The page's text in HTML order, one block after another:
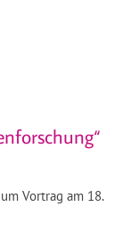
Vortrag am 18.